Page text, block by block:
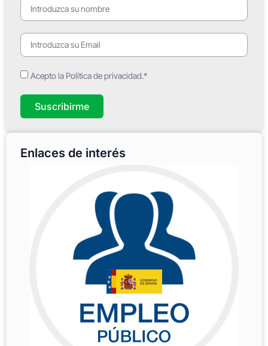
Acepto la Política de privacidad.*
Suscribirme
Enlaces de interés